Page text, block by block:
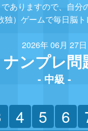
ありますので、 自分
）ゲームで毎日脳ト
2026年 06月 27日
ナンプレ問
- 中級 -
4 5 6